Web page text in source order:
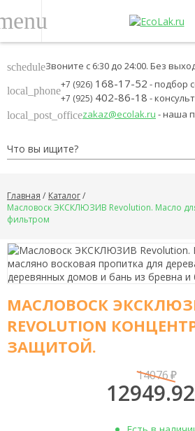
scheduleЗвоните с 6:30 до 24:00. Без
local_phone
+7 (926) 168-17-52 - подбор
+7 (925) 402-86-18 -
local_post_officezakaz@ecolak.ru - наша
Главная
Каталог
Масловоск ЭКСКЛЮЗИВ Revolution. Масло
фильтром
МАСЛОВОСК
REVOLUTION
ЗАЩИТОЙ.
14076
12949.92